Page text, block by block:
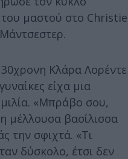
του μαστού στο Christie
Κλάρα Λορέντε
είχα μια
«Μπράβο σου,
μέλλουσα βασίλισσα
την σφιχτά. «Τι
δύσκολο, έτσι δεν